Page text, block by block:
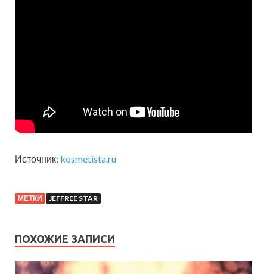
Источник: kosmetista.ru
МЕТКИ JEFFREE STAR
ПОХОЖИЕ ЗАПИСИ